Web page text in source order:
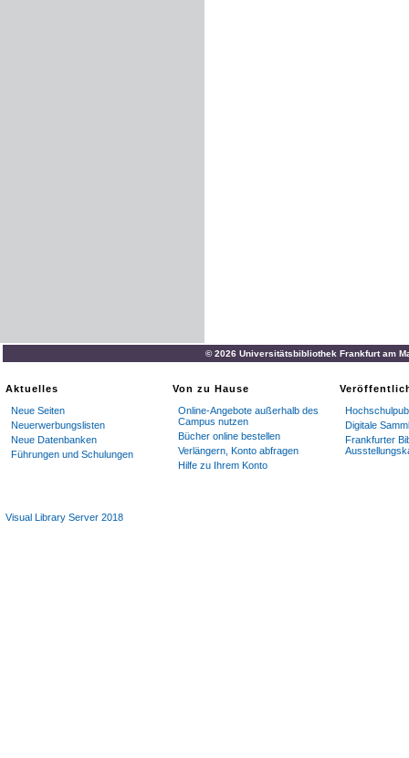
© 2026 Universitätsbibliothek Frankfurt am
Aktuelles
Neue Seiten
Neuerwerbungslisten
Neue Datenbanken
Führungen und Schulungen
Von zu Hause
Online-Angebote außerhalb des
Campus nutzen
Bücher online bestellen
Verlängern, Konto abfragen
Hilfe zu Ihrem Konto
Digitale
Frankfurter
Visual Library Server 2018